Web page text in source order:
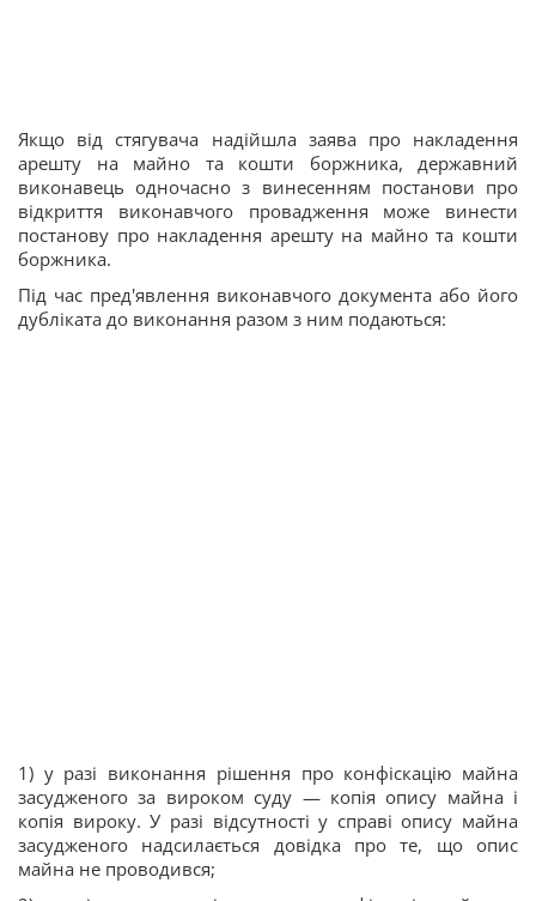
Якщо від стягувача надійшла заява про накладення
арешту на майно та кошти боржника, державний
виконавець одночасно з винесенням постанови про
відкриття виконавчого провадження може винести
постанову про накладення арешту на майно та кошти
боржника.
Під час пред'явлення виконавчого документа або його
дубліката до виконання разом з ним подаються:
1) у разі виконання рішення про конфіскацію майна
засудженого за вироком суду — копія опису майна і
копія вироку. У разі відсутності у справі опису майна
засудженого надсилається довідка про те, що опис
майна не проводився;